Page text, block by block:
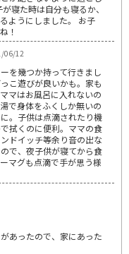
寝た時は自分も寝るか、
ようにしました。 お子
！
06/12
を幾つか持って行きまし
こ遊びが良いかも。家も
マはお風呂に入れないの
で身体をふくしか無いの
。子供は点滴されたり機
拭くのに便利。ママの食
ドイッチ等余り音の出な
で、夜子供が寝てから食
マグも点滴で手が思う様
あったので、家にあった